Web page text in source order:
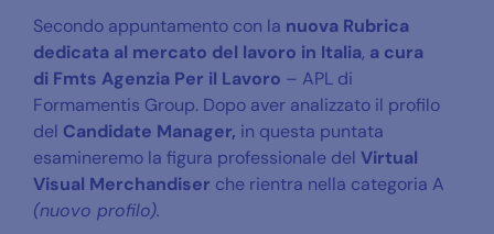
Secondo appuntamento con la nuova Rubrica
dedicata al mercato del lavoro in Italia, a cura
di Fmts Agenzia Per il Lavoro – APL di
Formamentis Group. Dopo aver analizzato il profilo
del Candidate Manager, in questa puntata
esamineremo la figura professionale del Virtual
Visual Merchandiser che rientra nella categoria A
(nuovo profilo).